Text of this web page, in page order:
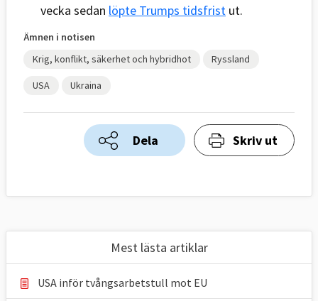
vecka sedan löpte Trumps tidsfrist ut.
Ämnen i notisen
Krig, konflikt, säkerhet och hybridhot
Ryssland
USA Ukraina
Dela Skriv ut
Mest lästa artiklar
USA inför tvångsarbetstull mot EU